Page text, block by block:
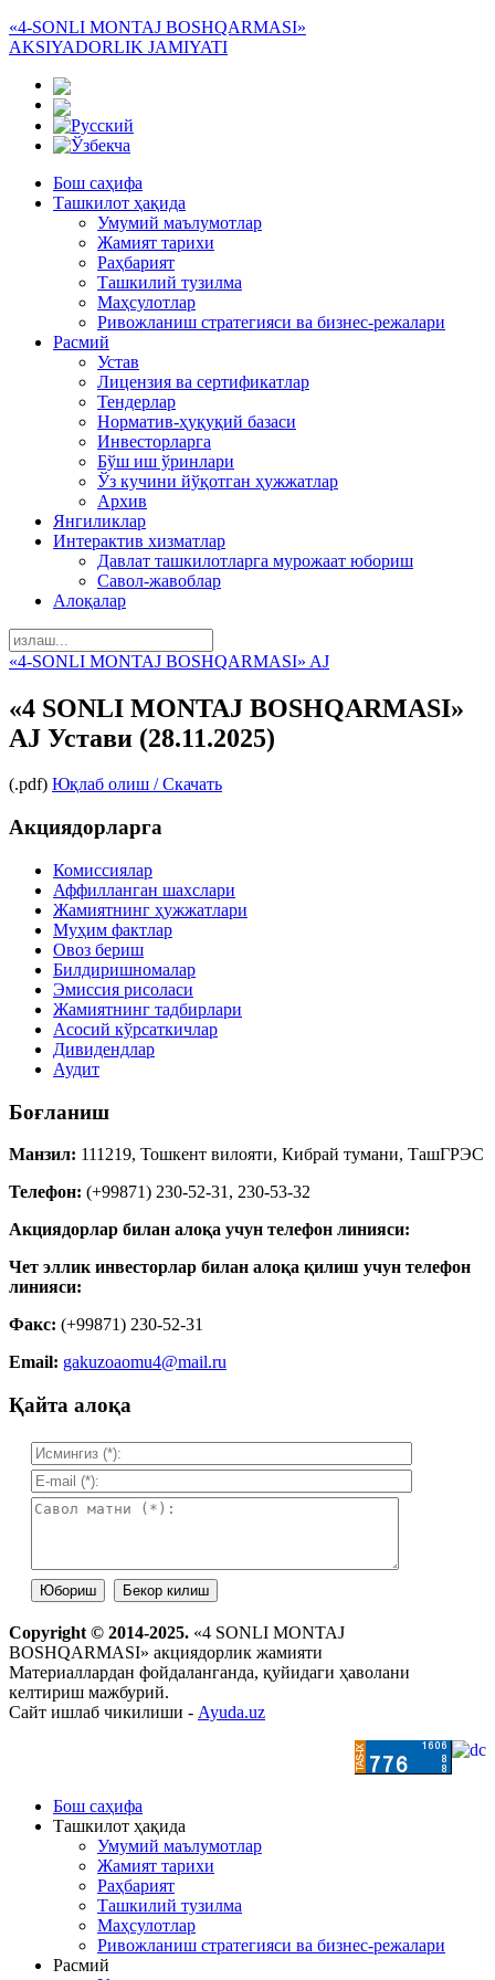
«4-SONLI MONTAJ BOSHQARMASI»
AKSIYADORLIK JAMIYATI
Бош саҳифа
Ташкилот ҳақида
Умумий маълумотлар
Жамият тарихи
Раҳбарият
Ташкилий тузилма
Маҳсулотлар
Ривожланиш стратегияси ва бизнес-режалари
Расмий
Устав
Лицензия ва сертификатлар
Тендерлар
Норматив-ҳуқуқий базаси
Инвесторларга
Бўш иш ўринлари
Ўз кучини йўқотган ҳужжатлар
Архив
Янгиликлар
Интерактив хизматлар
Давлат ташкилотларга мурожаат юбориш
Савол-жавоблар
Алоқалар
«4-SONLI MONTAJ BOSHQARMASI» AJ
«4 SONLI MONTAJ BOSHQARMASI»
АJ Устави (28.11.2025)
(.pdf) Юқлаб олиш / Скачать
Акциядорларга
Комиссиялар
Аффилланган шахслари
Жамиятнинг ҳужжатлари
Муҳим фактлар
Овоз бериш
Билдиришномалар
Эмиссия рисоласи
Жамиятнинг тадбирлари
Асосий кўрсаткичлар
Дивидендлар
Аудит
Боғланиш
Манзил: 111219, Тошкент вилояти, Кибрай тумани, ТашГРЭС
Телефон: (+99871) 230-52-31, 230-53-32
Акциядорлар билан алоқа учун телефон линияси:
Чет эллик инвесторлар билан алоқа қилиш учун телефон
линияси:
Факс: (+99871) 230-52-31
Email: gakuzoaomu4@mail.ru
Қайта алоқа
Copyright © 2014-2025. «4 SONLI MONTAJ
BOSHQARMASI» акциядорлик жамияти
Материаллардан фойдаланганда, қуйидаги ҳаволани
келтириш мажбурий.
Сайт ишлаб чикилиши - Ayuda.uz
Бош саҳифа
Ташкилот ҳақида
Умумий маълумотлар
Жамият тарихи
Раҳбарият
Ташкилий тузилма
Маҳсулотлар
Ривожланиш стратегияси ва бизнес-режалари
Расмий